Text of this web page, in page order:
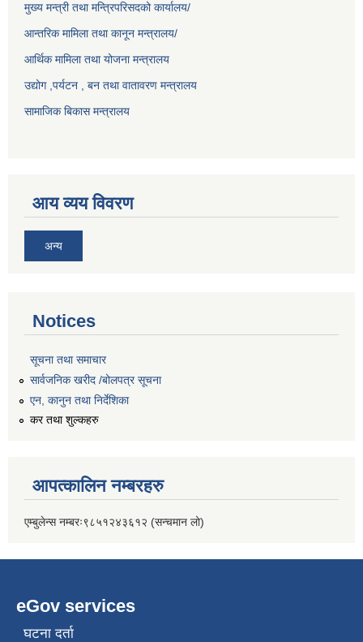
मुख्य मन्त्री तथा मन्त्रिपरिसदको कार्यालय/
आन्तरिक मामिला तथा कानून मन्त्रालय/
आर्थिक मामिला तथा योजना मन्त्रालय
उद्योग ,पर्यटन , बन तथा वातावरण मन्त्रालय
सामाजिक बिकास मन्त्रालय
आय व्यय विवरण
अन्य
Notices
सूचना तथा समाचार
सार्वजनिक खरीद /बोलपत्र सूचना
एन, कानुन तथा निर्देशिका
कर तथा शुल्कहरु
आपत्कालिन नम्बरहरु
एम्बुलेन्स नम्बरः९८५१२४३६१२ (सन्चमान लो)
eGov services
घटना दर्ता